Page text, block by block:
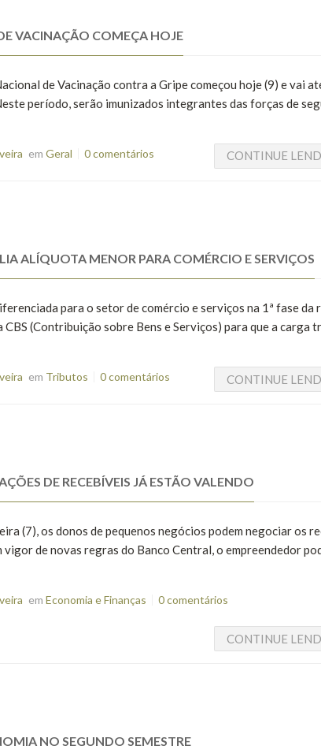
VACINAÇÃO COMEÇA HOJE
de Vacinação contra a Gripe começou hoje (9) e vai
período, serão imunizados integrantes das forças de
em Geral 0 comentários CONTINUE
ALÍQUOTA MENOR PARA COMÉRCIO E SERVIÇOS
para o setor de comércio e serviços na 1ª fase da
(Contribuição sobre Bens e Serviços) para que a carga
em Tributos 0 comentários CONTINUE
DE RECEBÍVEIS JÁ ESTÃO VALENDO
(7), os donos de pequenos negócios podem negociar os
de novas regras do Banco Central, o empreendedor
em Economia e Finanças 0 comentários
CONTINUE
NO SEGUNDO SEMESTRE